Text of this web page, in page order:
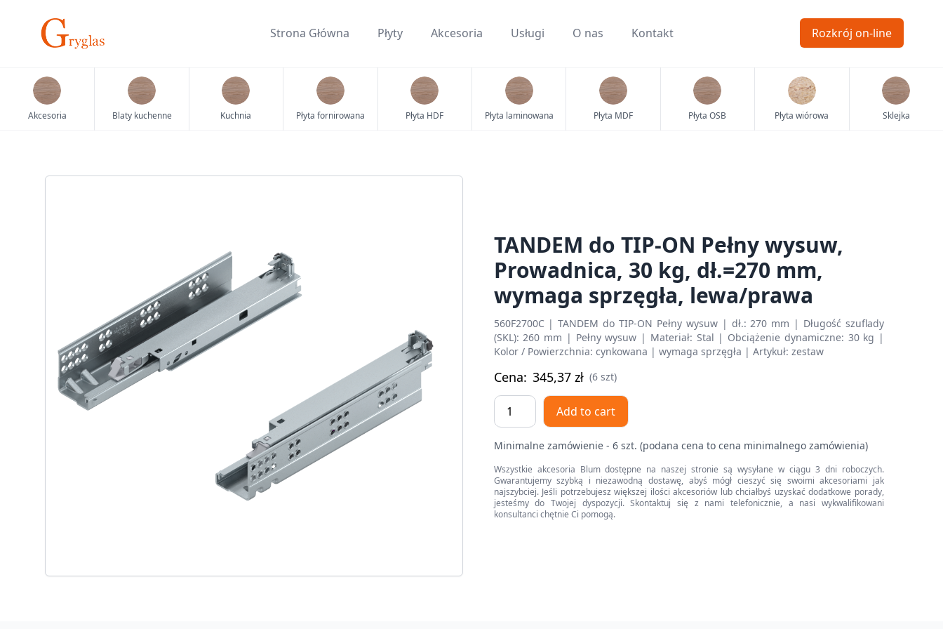
Strona Główna Płyty Akcesoria Usługi O nas Kontakt Rozkrój on-line
Akcesoria Blaty kuchenne Kuchnia Płyta fornirowana Płyta HDF Płyta laminowana Płyta MDF Płyta OSB Płyta wiórowa Sklejka
TANDEM do TIP-ON Pełny wysuw,
Prowadnica, 30 kg, dł.=270 mm,
wymaga sprzęgła, lewa/prawa
560F2700C | TANDEM do TIP-ON Pełny wysuw | dł.: 270 mm | Długość szuflady
(SKL): 260 mm | Pełny wysuw | Materiał: Stal | Obciążenie dynamiczne: 30 kg |
Kolor / Powierzchnia: cynkowana | wymaga sprzęgła | Artykuł: zestaw
Cena: 345,37 zł (6 szt)
TANDEM
do
ON
Pełny
wysuw,
Prowadnica,
30
Add to cart
Minimalne zamówienie - 6 szt. (podana cena to cena minimalnego zamówienia)
Wszystkie akcesoria Blum dostępne na naszej stronie są wysyłane w ciągu 3 dni roboczych.
Gwarantujemy szybką i niezawodną dostawę, abyś mógł cieszyć się swoimi akcesoriami jak
najszybciej. Jeśli potrzebujesz większej ilości akcesoriów lub chciałbyś uzyskać dodatkowe porady,
jesteśmy do Twojej dyspozycji. Skontaktuj się z nami telefonicznie, a nasi wykwalifikowani
konsultanci chętnie Ci pomogą.